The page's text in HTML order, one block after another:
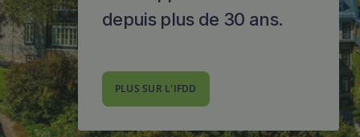
depuis plus de 30 ans.
PLUS SUR L'IFDD